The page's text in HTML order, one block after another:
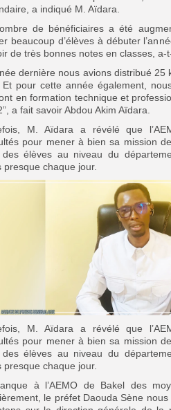
a indiqué M. Aïdara.
de bénéficiaires a été
beaucoup d’élèves à débuter
de très bonnes notes en classes, a-
dernière nous avions distribué
Et pour cette année également,
en formation technique et
a fait savoir Abdou Akim Aïdara.
M. Aïdara a révélé que
pour mener à bien sa mission
des élèves au niveau du
presque chaque jour.
M. Aïdara a révélé que
pour mener à bien sa mission
des élèves au niveau du
presque chaque jour.
à l’AEMO de Bakel des
le préfet Daouda Sène